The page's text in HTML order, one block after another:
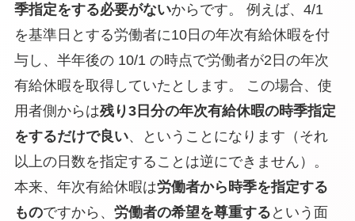
季指定をする必要がないからです。 例えば、4/1
を基準日とする労働者に10日の年次有給休暇を付
与し、半年後の 10/1 の時点で労働者が2日の年次
有給休暇を取得していたとします。 この場合、使
用者側からは残り3日分の年次有給休暇の時季指定
をするだけで良い、ということになります（それ
以上の日数を指定することは逆にできません）。
本来、年次有給休暇は労働者から時季を指定する
ものですから、 労働者の希望を尊重する という面